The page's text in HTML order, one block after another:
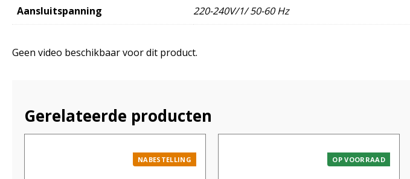
Aansluitspanning 220-240V/1/ 50-60 Hz
Geen video beschikbaar voor dit product.
Gerelateerde producten
NABESTELLING OP VOORRAAD